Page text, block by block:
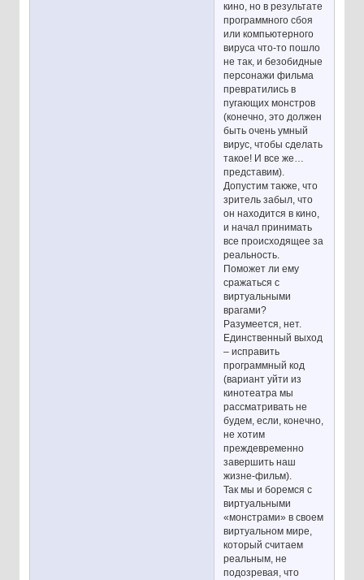
кино, но в результате
программного сбоя
или компьютерного
вируса что-то пошло
не так, и безобидные
персонажи фильма
превратились в
пугающих монстров
(конечно, это должен
быть очень умный
вирус, чтобы сделать
такое! И все же…
представим).
Допустим также, что
зритель забыл, что
он находится в кино,
и начал принимать
все происходящее за
реальность.
Поможет ли ему
сражаться с
виртуальными
врагами?
Разумеется, нет.
Единственный выход
– исправить
программный код
(вариант уйти из
кинотеатра мы
рассматривать не
будем, если, конечно,
не хотим
преждевременно
завершить наш
жизне-фильм).
Так мы и боремся с
виртуальными
«монстрами» в своем
виртуальном мире,
который считаем
реальным, не
подозревая, что